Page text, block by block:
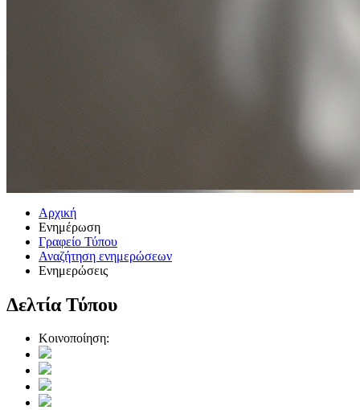
Αρχική
Ενημέρωση
Γραφείο Τύπου
Αναζήτηση ενημερώσεων
Ενημερώσεις
Δελτία Τύπου
Κοινοποίηση: